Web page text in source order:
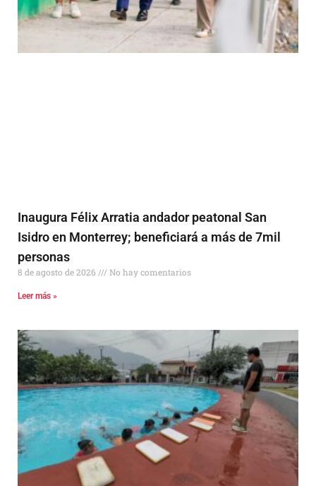
Inaugura Félix Arratia andador peatonal San
Isidro en Monterrey; beneficiará a más de 7mil
personas
8 de agosto de 2026 No hay comentarios
Leer más »